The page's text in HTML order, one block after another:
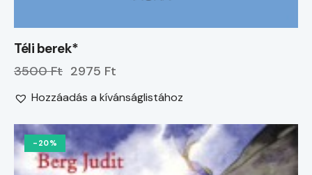
Téli berek*
3500 Ft 2975 Ft
Hozzáadás a kívánságlistához
-20%